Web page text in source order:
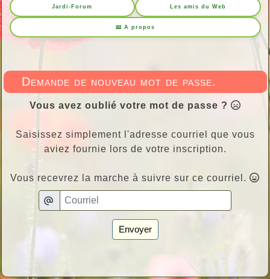
Jardi-Forum Les amis du Web
📧 A propos
Demande de nouveau mot de passe.
Vous avez oublié votre mot de passe ?
Saisissez simplement l'adresse courriel que vous
aviez fournie lors de votre inscription.
Vous recevrez la marche à suivre sur ce courriel.
Envoyer